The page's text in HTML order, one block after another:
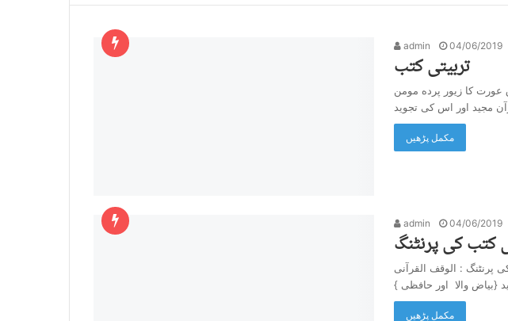
admin 04/06/2019
تربیتی کتب
کا زیور پرده مومن
مکمل پڑھیں
admin 04/06/2019
کتب کی پرنٹنگ
پرنٹنگ : الوقف القرآنی
مکمل پڑھیں